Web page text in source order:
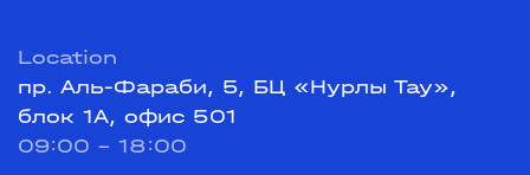
Location
пр. Аль-Фараби, 5, БЦ «Нурлы Тау»,
блок 1А, офис 501
09:00 - 18:00